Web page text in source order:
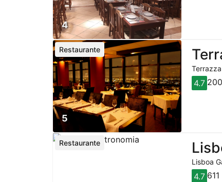
4
5
Restaurante
4.7
Restaurante
Lisboa
4.7